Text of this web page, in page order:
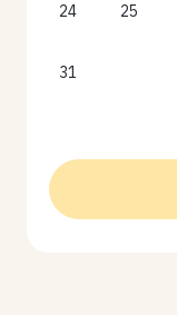
24 25
31